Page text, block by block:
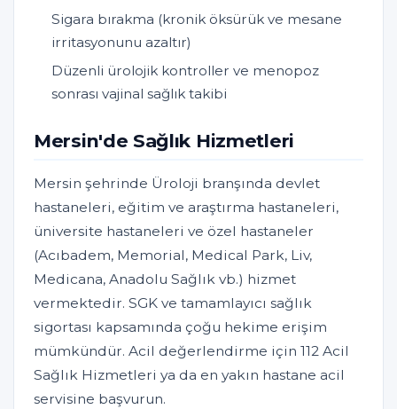
Sigara bırakma (kronik öksürük ve mesane
irritasyonunu azaltır)
Düzenli ürolojik kontroller ve menopoz
sonrası vajinal sağlık takibi
Mersin'de Sağlık Hizmetleri
Mersin şehrinde Üroloji branşında devlet
hastaneleri, eğitim ve araştırma hastaneleri,
üniversite hastaneleri ve özel hastaneler
(Acıbadem, Memorial, Medical Park, Liv,
Medicana, Anadolu Sağlık vb.) hizmet
vermektedir. SGK ve tamamlayıcı sağlık
sigortası kapsamında çoğu hekime erişim
mümkündür. Acil değerlendirme için 112 Acil
Sağlık Hizmetleri ya da en yakın hastane acil
servisine başvurun.